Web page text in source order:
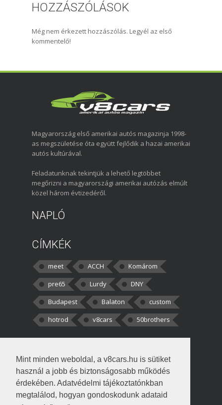
Mint minden weboldal, a v8cars.hu is sütiket
használ a jobb és biztonságosabb működés
érdekében. Adatvédelmi tájékoztatónkban
megtalálod, hogyan gondoskodunk adataid
HOZZÁSZÓLÁSOK
Még nem érkezett hozzászólás. Legyél az első
kommentelő!
Magyarország első amerikai autós magazinja 1998-
as megszületése óta együtt fejlődik a hazai amerikai
autós kultúrával.
Feladatunknak tekintjük a lehető legtöbbet
megőrizni a magyarországi amerikai autózás elmúlt
közel három évtizedéről.
NAPLÓ
CÍMKÉK
meet ACCH
Komárom
pre65
Lurdy
DNY
Budapest
Balaton
custom
hotrod
v8cars 50brothers
kortisz:Elszúrtam! Én csak két
darabbaal számoltam. Nem tudtam, hogy fél autót,